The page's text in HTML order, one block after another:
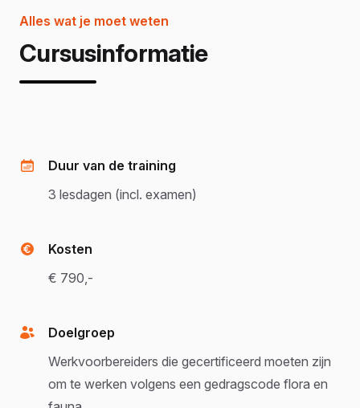
Alles wat je moet weten
Cursusinformatie
Duur van de training
3 lesdagen (incl. examen)
Kosten
€ 790,-
Doelgroep
Werkvoorbereiders die gecertificeerd moeten zijn
om te werken volgens een gedragscode flora en